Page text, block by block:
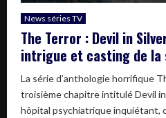
News séries TV
The Terror : Devil in
intrigue et casting de la
La série d’anthologie horrifique
troisième chapitre intitulé Devil
hôpital psychiatrique inquiétant,